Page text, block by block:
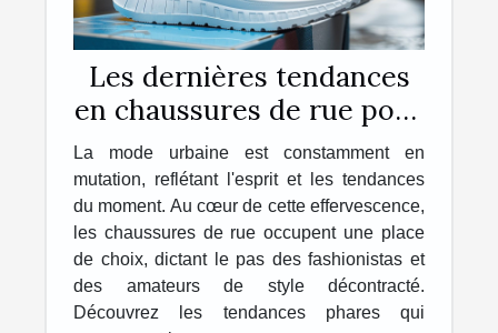
Les dernières tendances
en chaussures de rue pour
la saison à venir
La mode urbaine est constamment en
mutation, reflétant l'esprit et les tendances
du moment. Au cœur de cette effervescence,
les chaussures de rue occupent une place
de choix, dictant le pas des fashionistas et
des amateurs de style décontracté.
Découvrez les tendances phares qui